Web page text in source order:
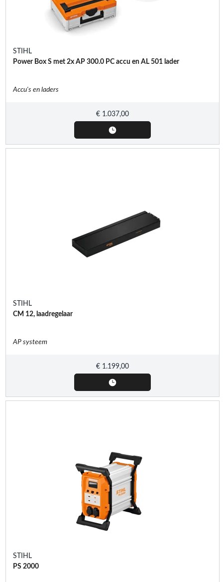
STIHL
Power Box S met 2x AP 300.0 PC accu en AL 501 lader
Accu's en laders
€1.037,00
STIHL
CM 12, laadregelaar
AP systeem
€1.199,00
STIHL
PS 2000